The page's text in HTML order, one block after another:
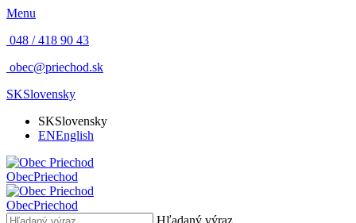
Menu
048 / 418 90 43
obec@priechod.sk
SKSlovensky
SKSlovensky
ENEnglish
ObecPriechod
ObecPriechod
Hľadaný výraz